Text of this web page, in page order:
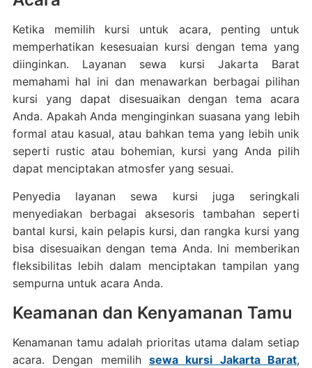
Ketika memilih kursi untuk acara, penting untuk
memperhatikan kesesuaian kursi dengan tema yang
diinginkan. Layanan sewa kursi Jakarta Barat
memahami hal ini dan menawarkan berbagai pilihan
kursi yang dapat disesuaikan dengan tema acara
Anda. Apakah Anda menginginkan suasana yang lebih
formal atau kasual, atau bahkan tema yang lebih unik
seperti rustic atau bohemian, kursi yang Anda pilih
dapat menciptakan atmosfer yang sesuai.
Penyedia layanan sewa kursi juga seringkali
menyediakan berbagai aksesoris tambahan seperti
bantal kursi, kain pelapis kursi, dan rangka kursi yang
bisa disesuaikan dengan tema Anda. Ini memberikan
fleksibilitas lebih dalam menciptakan tampilan yang
sempurna untuk acara Anda.
Keamanan dan Kenyamanan Tamu
Kenamanan tamu adalah prioritas utama dalam setiap
acara. Dengan memilih sewa kursi Jakarta Barat,